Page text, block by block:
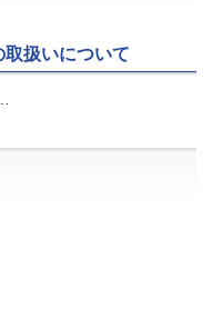
扱いについて